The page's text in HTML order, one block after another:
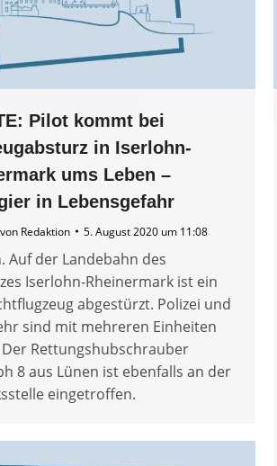
Pilot kommt bei
in Iserlohn-
ums Leben –
in Lebensgefahr
von Redaktion 5. August 2020 um 11:08
Auf der Landebahn des
Iserlohn-Rheinermark ist ein
abgestürzt. Polizei und
sind mit mehreren Einheiten
Rettungshubschrauber
8 aus Lünen ist ebenfalls an der
eingetroffen.